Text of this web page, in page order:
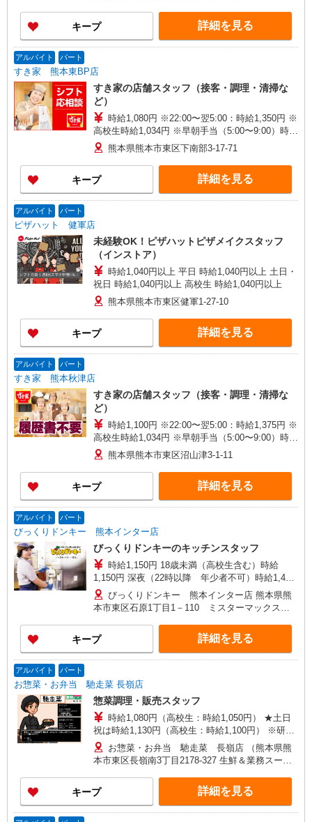
キープ 詳細を見る
アルバイト パート
すき家 熊本東BP店
すき家の店舗スタッフ（接客・調理・清掃な
ど）
時給1,080円 ※22:00〜翌5:00：時給1,350円 ※
高校生時給1,034円 ※早朝手当（5:00〜9:00）時給
＋150円
熊本県熊本市東区下南部3-17-71
キープ 詳細を見る
アルバイト パート
ピザハット 健軍店
未経験OK！ピザハットピザメイクスタッフ
（インストア）
時給1,040円以上 平日 時給1,040円以上 土日・
祝日 時給1,040円以上 高校生 時給1,040円以上
熊本県熊本市東区健軍1-27-10
キープ 詳細を見る
アルバイト パート
すき家 熊本秋津店
すき家の店舗スタッフ（接客・調理・清掃な
ど）
時給1,100円 ※22:00〜翌5:00：時給1,375円 ※
高校生時給1,034円 ※早朝手当（5:00〜9:00）時給
＋150円
熊本県熊本市東区沼山津3-1-11
キープ 詳細を見る
アルバイト パート
びっくりドンキー 熊本インター店
びっくりドンキーのキッチンスタッフ
時給1,150円 18歳未満（高校生含む）時給
1,150円 深夜（22時以降 年少者不可）時給1,437
円 ☆土日祝日手当：時給＋100円 ☆12月31日〜1
月3日まで年末年始手当有（時給アップ）
びっくりドンキー 熊本インター店 熊本県熊
本市東区石原1丁目1－110 ミスターマックスシ
キープ 詳細を見る
アルバイト パート
お惣菜・お弁当 馳走菜 長嶺店
惣菜調理・販売スタッフ
時給1,080円（高校生：時給1,050円） ★土日
祝は時給1,130円（高校生：時給1,100円） ※研修
期間1〜3カ月時給1,040円（高校生：時給1,040
円）
お惣菜・お弁当 馳走菜 長嶺店 （熊本県熊
本市東区長嶺南3丁目2178-327 生鮮＆業務スーパ
キープ 詳細を見る